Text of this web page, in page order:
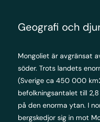
Geografi och
Mongoliet är avgränsat
söder. Trots landets
(Sverige ca 450 000
befolkningsantalet till
på den enorma ytan. I
bergskedjor sig in mot